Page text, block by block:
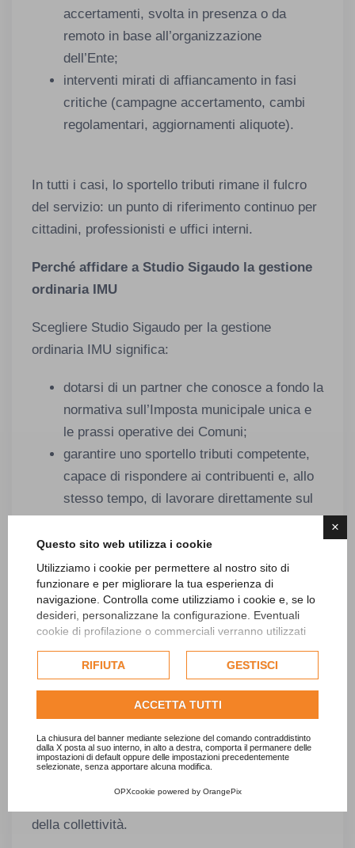
×
Questo sito web utilizza i cookie
Utilizziamo i cookie per permettere al nostro sito di
funzionare e per migliorare la tua esperienza di
navigazione. Controlla come utilizziamo i cookie e, se lo
desideri, personalizzane la configurazione. Eventuali
cookie di profilazione o commerciali verranno utilizzati
dell'utente e, se consentito, potrebbero essere utilizzati
per personalizzare gli annunci pubblicitari. Per ulteriori
informazioni su come Google utilizza i dati raccolti,
politica sulla privacy di Google
Consulta l'informativa cookie completa.
RIFIUTA GESTISCI
ACCETTA TUTTI
La chiusura del banner mediante selezione del comando contraddistinto
dalla X posta al suo interno, in alto a destra, comporta il permanere delle
impostazioni di default oppure delle impostazioni precedentemente
selezionate, senza apportare alcuna modifica.
OPXcookie powered by OrangePix
accertamenti, svolta in presenza o da
remoto in base all’organizzazione
dell’Ente;
interventi mirati di affiancamento in fasi
critiche (campagne accertamento, cambi
regolamentari, aggiornamenti aliquote).
In tutti i casi, lo sportello tributi rimane il fulcro
del servizio: un punto di riferimento continuo per
cittadini, professionisti e uffici interni.
Perché affidare a Studio Sigaudo la gestione
ordinaria IMU
Scegliere Studio Sigaudo per la gestione
ordinaria IMU significa:
dotarsi di un partner che conosce a fondo la
normativa sull’Imposta municipale unica e
le prassi operative dei Comuni;
garantire uno sportello tributi competente,
capace di rispondere ai contribuenti e, allo
stesso tempo, di lavorare direttamente sul
gestionale;
migliorare la qualità della banca dati IMU,
riducendo errori, contenziosi e
disallineamenti;
rafforzare il rapporto di fiducia tra
Amministrazione e cittadini, grazie a un
servizio chiaro, accessibile e
professionalmente presidiato.
In questo modo l’IMU smette di essere solo un
adempimento annuale e diventa un ambito
della collettività.